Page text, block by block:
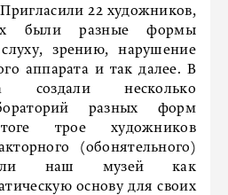
22 художников,
были разные формы
зрению, нарушение
аппарата и так далее. В
создали несколько
разных форм
трое художников
(обонятельного)
наш музей как
основу для своих